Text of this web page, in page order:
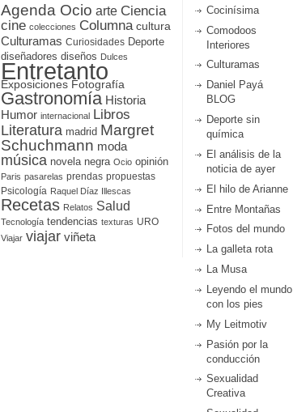
Agenda Ocio arte Ciencia
cine colecciones Columna cultura
Culturamas Curiosidades Deporte
diseñadores diseños Dulces
Entretanto
Exposiciones Fotografía
Gastronomía Historia
Humor internacional Libros
Literatura madrid Margret
Schuchmann moda
música novela negra Ocio opinión
Paris pasarelas prendas propuestas
Psicología Raquel Díaz Illescas
Recetas Relatos Salud
Tecnología tendencias texturas URO
Viajar viajar viñeta
Cocinísima
Comodoos
Interiores
Culturamas
Daniel Payá
BLOG
Deporte sin
química
El análisis de la
noticia de ayer
El hilo de Arianne
Entre Montañas
Fotos del mundo
La galleta rota
La Musa
Leyendo el mundo
con los pies
My Leitmotiv
Pasión por la
conducción
Sexualidad
Creativa